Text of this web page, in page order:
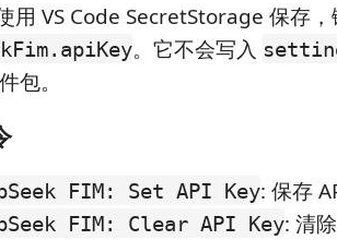
用 VS Code SecretStorage 保存
。它不会写入
包。
FIM: Set API Key: 保存
FIM: Clear API Key: 清